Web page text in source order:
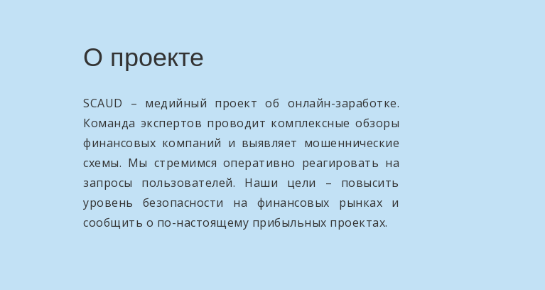
О проекте
SCAUD – медийный проект об онлайн-заработке.
Команда экспертов проводит комплексные обзоры
финансовых компаний и выявляет мошеннические
схемы. Мы стремимся оперативно реагировать на
запросы пользователей. Наши цели – повысить
уровень безопасности на финансовых рынках и
сообщить о по-настоящему прибыльных проектах.